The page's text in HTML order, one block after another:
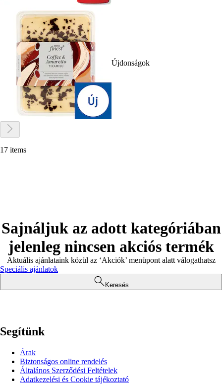
Újdonságok
17 items
Sajnáljuk az adott kategóriában
jelenleg nincsen akciós termék
Aktuális ajánlataink közül az ‘Akciók’ menüpont alatt válogathatsz
Speciális ajánlatok
Keresés
Segítünk
Árak
Biztonságos online rendelés
Általános Szerződési Feltételek
Adatkezelési és Cookie tájékoztató